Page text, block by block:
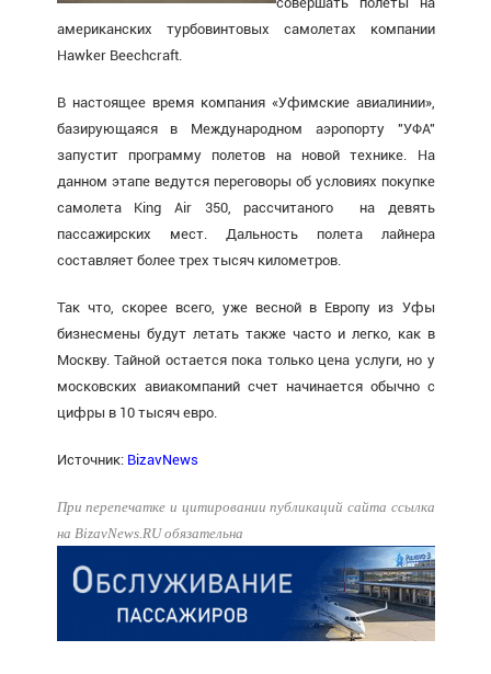
американских турбовинтовых самолетах компании
Hawker Beechcraft.
В настоящее время компания «Уфимские авиалинии»,
базирующаяся в Международном аэропорту "УФА"
запустит программу полетов на новой технике. На
данном этапе ведутся переговоры об условиях покупке
самолета King Air 350, рассчитаного на девять
пассажирских мест. Дальность полета лайнера
составляет более трех тысяч километров.
Так что, скорее всего, уже весной в Европу из Уфы
бизнесмены будут летать также часто и легко, как в
Москву. Тайной остается пока только цена услуги, но у
московских авиакомпаний счет начинается обычно с
цифры в 10 тысяч евро.
Источник:BizavNews
При перепечатке и цитировании публикаций сайта ссылка
на BizavNews.RU обязательна